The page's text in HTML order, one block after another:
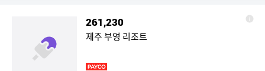
261,230
제주 부영 리조트